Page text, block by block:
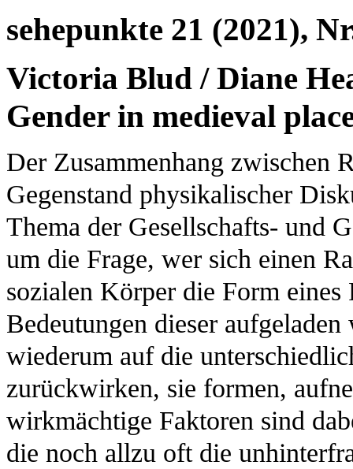
sehepunkte 21 (2021),
Victoria Blud / Diane
Gender in medieval
Der Zusammenhang zwischen
Gegenstand physikalischer
Thema der Gesellschafts- und
um die Frage, wer sich einen
sozialen Körper die Form
Bedeutungen dieser
wiederum auf die
zurückwirken, sie formen,
wirkmächtige Faktoren sind
die noch allzu oft die